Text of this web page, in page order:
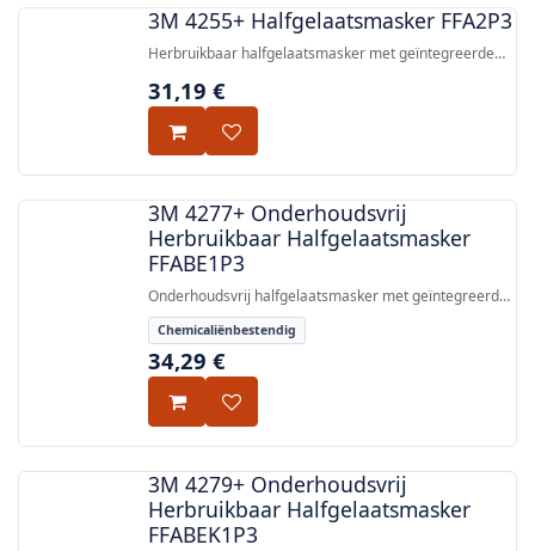
3M 4255+ Halfgelaatsmasker FFA2P3
Herbruikbaar halfgelaatsmasker met geïntegreerde
gassen, dampen en fijne deeltjes.
31,19 €
3M 4277+ Onderhoudsvrij
Herbruikbaar Halfgelaatsmasker
FFABE1P3
Onderhoudsvrij halfgelaatsmasker met geïntegreerde
FFABE1P3 R D-filters, beschermend tegen organische
dampen, anorganische en zure gassen, en deeltjes. EN
405:2001+A1:2009.
Chemicaliënbestendig
34,29 €
3M 4279+ Onderhoudsvrij
Herbruikbaar Halfgelaatsmasker
FFABEK1P3